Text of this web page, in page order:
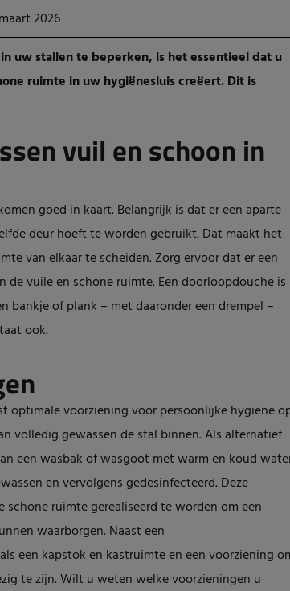
2026
uw stallen te beperken, is het essentieel dat u
ruimte in uw hygiënesluis creëert. Dit is
vuil en schoon in
goed in kaart. Belangrijk is dat er een aparte
deur hoeft te worden gebruikt. Dat maakt het
van elkaar te scheiden. Zorg ervoor dat er een
vuile en schone ruimte. Een doorloopdouche is
bankje of plank – met daaronder een drempel –
ook.
optimale voorziening voor persoonlijke hygiëne
volledig gewassen de stal binnen. Als alternatief
een wasbak of wasgoot met warm en koud
en vervolgens gedesinfecteerd. Deze
ruimte gerealiseerd te worden om een
waarborgen. Naast een
een kapstok en kastruimte en een voorziening
te zijn. Wilt u weten welke voorzieningen u